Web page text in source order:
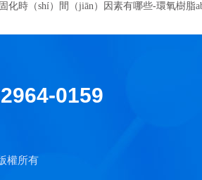
化時（shí）間（jiān）因素有哪些-環氧樹脂
0159
權所有